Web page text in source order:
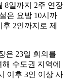
8일까지 2주 연장
은 요밤 10시까
2인까지로 제
은 23일 회의를
수도권 지역에
이후 3인 이상 사